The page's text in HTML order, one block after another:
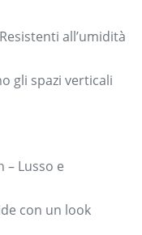
all’umidità
gli spazi verticali
– Lusso e
con un look